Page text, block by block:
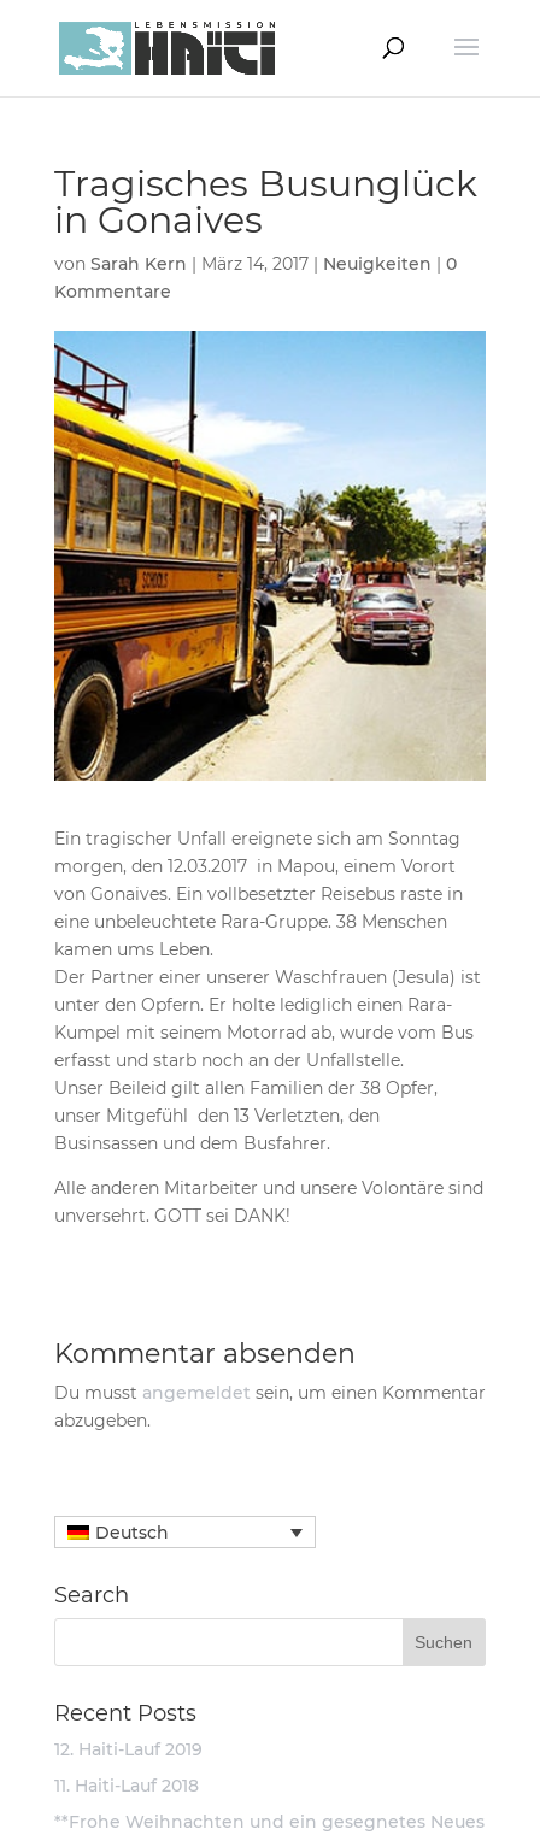
Tragisches Busunglück
in Gonaives
von Sarah Kern | März 14, 2017| Neuigkeiten | 0
Kommentare
Ein tragischer Unfall ereignete sich am Sonntag
morgen, den 12.03.2017 in Mapou, einem Vorort
von Gonaives. Ein vollbesetzter Reisebus raste in
eine unbeleuchtete Rara-Gruppe. 38 Menschen
kamen ums Leben.
Der Partner einer unserer Waschfrauen (Jesula) ist
unter den Opfern. Er holte lediglich einen Rara-
Kumpel mit seinem Motorrad ab, wurde vom Bus
erfasst und starb noch an der Unfallstelle.
Unser Beileid gilt allen Familien der 38 Opfer,
unser Mitgefühl den 13 Verletzten, den
Businsassen und dem Busfahrer.
Alle anderen Mitarbeiter und unsere Volontäre sind
unversehrt. GOTT sei DANK!
Kommentar absenden
Du musst angemeldet sein, um einen Kommentar
abzugeben.
Deutsch
Search
Recent Posts
12. Haiti-Lauf 2019
11. Haiti-Lauf 2018
**Frohe Weihnachten und ein gesegnetes Neues